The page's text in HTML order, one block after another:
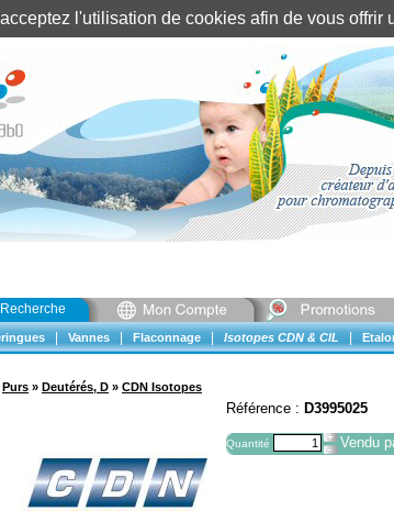
Recherche
Vannes Flaconnage Isotopes CDN & CIL
Purs » Deutérés, D » CDN Isotopes
Référence : D3995025
Quantité Vendu
l'utilisation de cookies afin de vous